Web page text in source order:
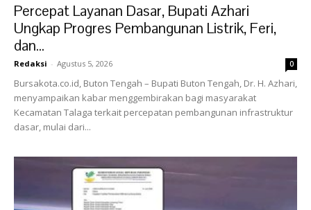
Percepat Layanan Dasar, Bupati Azhari
Ungkap Progres Pembangunan Listrik, Feri,
dan...
Redaksi - Agustus 5, 2026 0
Bursakota.co.id, Buton Tengah – Bupati Buton Tengah, Dr. H. Azhari,
menyampaikan kabar menggembirakan bagi masyarakat
Kecamatan Talaga terkait percepatan pembangunan infrastruktur
dasar, mulai dari...